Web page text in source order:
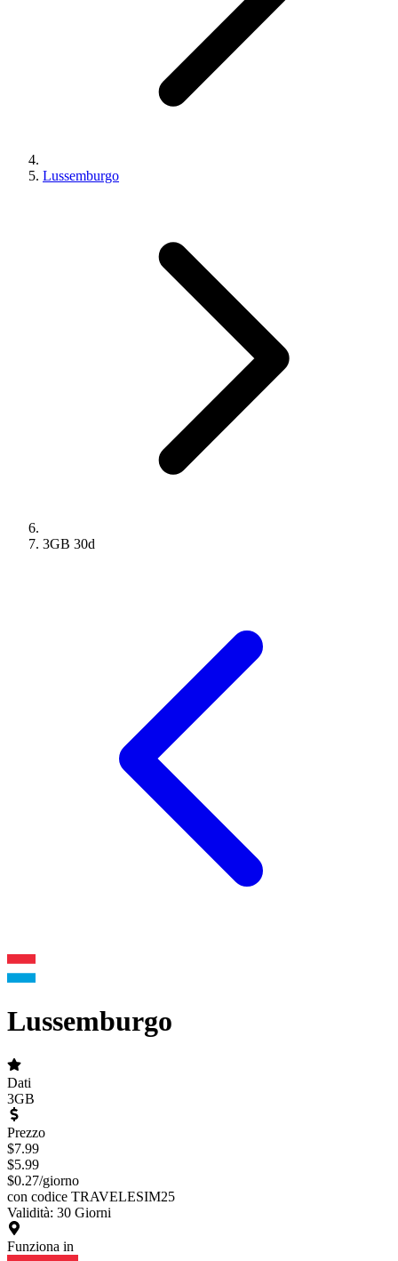
Lussemburgo
3GB 30d
Lussemburgo
Dati
3GB
Prezzo
$7.99
$5.99
$0.27/giorno
con codice TRAVELESIM25
Validità: 30 Giorni
Funziona in